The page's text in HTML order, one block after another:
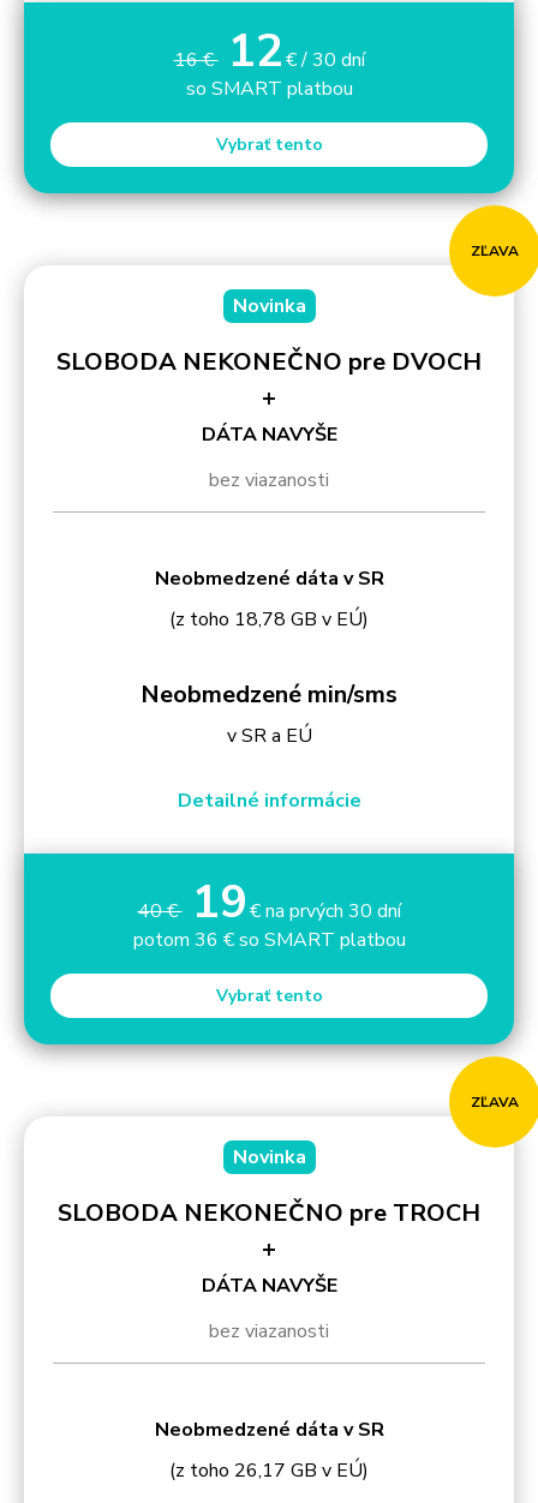
16 € 12€ / 30 dní
so SMART platbou
Vybrať tento
ZĽAVA
Novinka
SLOBODA NEKONEČNO pre DVOCH
+
DÁTA NAVYŠE
bez viazanosti
Neobmedzené dáta v SR
(z toho 18,78 GB v EÚ)
Neobmedzené min/sms
v SR a EÚ
Detailné informácie
40 € 19€ na prvých 30 dní
potom 36 € so SMART platbou
Vybrať tento
ZĽAVA
Novinka
SLOBODA NEKONEČNO pre TROCH
+
DÁTA NAVYŠE
bez viazanosti
Neobmedzené dáta v SR
(z toho 26,17 GB v EÚ)